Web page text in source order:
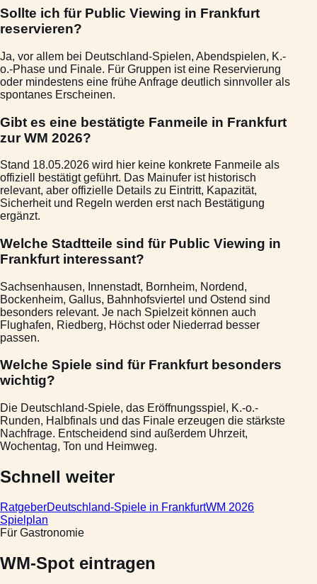
Sollte ich für Public Viewing in Frankfurt
reservieren?
Ja, vor allem bei Deutschland-Spielen, Abendspielen, K.-
o.-Phase und Finale. Für Gruppen ist eine Reservierung
oder mindestens eine frühe Anfrage deutlich sinnvoller als
spontanes Erscheinen.
Gibt es eine bestätigte Fanmeile in Frankfurt
zur WM 2026?
Stand 18.05.2026 wird hier keine konkrete Fanmeile als
offiziell bestätigt geführt. Das Mainufer ist historisch
relevant, aber offizielle Details zu Eintritt, Kapazität,
Sicherheit und Regeln werden erst nach Bestätigung
ergänzt.
Welche Stadtteile sind für Public Viewing in
Frankfurt interessant?
Sachsenhausen, Innenstadt, Bornheim, Nordend,
Bockenheim, Gallus, Bahnhofsviertel und Ostend sind
besonders relevant. Je nach Spielzeit können auch
Flughafen, Riedberg, Höchst oder Niederrad besser
passen.
Welche Spiele sind für Frankfurt besonders
wichtig?
Die Deutschland-Spiele, das Eröffnungsspiel, K.-o.-
Runden, Halbfinals und das Finale erzeugen die stärkste
Nachfrage. Entscheidend sind außerdem Uhrzeit,
Wochentag, Ton und Heimweg.
Schnell weiter
RatgeberDeutschland-Spiele in FrankfurtWM 2026
Spielplan
Für Gastronomie
WM-Spot eintragen